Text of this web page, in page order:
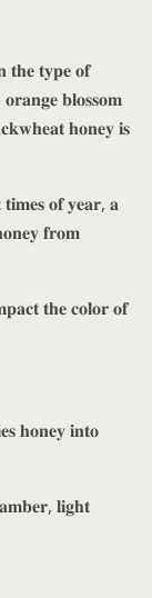
𝐭𝐲𝐩𝐞 𝐨𝐟
𝐨𝐫𝐚𝐧𝐠𝐞 𝐛𝐥𝐨𝐬𝐬𝐨𝐦
𝐡𝐨𝐧𝐞𝐲 𝐢𝐬
𝐨𝐟 𝐲𝐞𝐚𝐫, 𝐚
𝐟𝐫𝐨𝐦
𝐭𝐡𝐞 𝐜𝐨𝐥𝐨𝐫 𝐨𝐟
𝐡𝐨𝐧𝐞𝐲 𝐢𝐧𝐭𝐨
𝐥𝐢𝐠𝐡𝐭